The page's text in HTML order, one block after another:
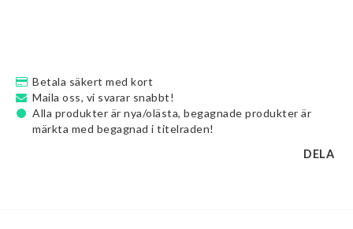
Betala säkert med kort
Maila oss, vi svarar snabbt!
Alla produkter är nya/olästa, begagnade produkter är
märkta med begagnad i titelraden!
DELA